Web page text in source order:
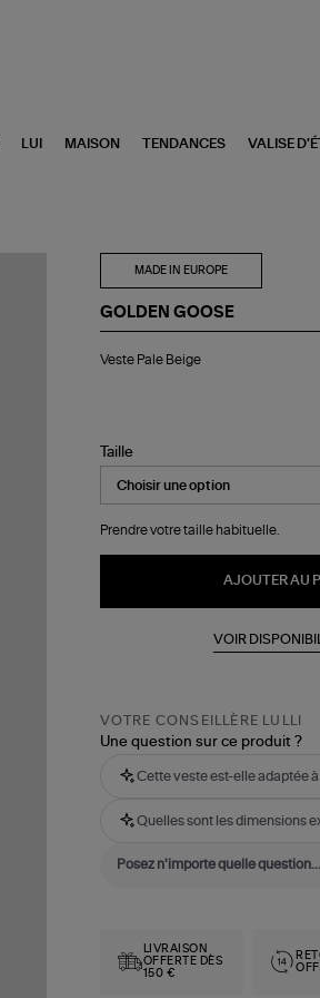
LUI MAISON TENDANCES VALISE
MADE IN EUROPE
GOLDEN GOOSE
Pale
Veste Pale Beige
Taille
Prendre votre taille habituelle.
AJOUTER AU
VOIR
VOTRE CONSEILLÈRE LULLI
Une question sur ce produit ?
Cette veste est-elle adaptée
Quelles sont les dimensions
LIVRAISON
OFFERTE DÈS
150 €